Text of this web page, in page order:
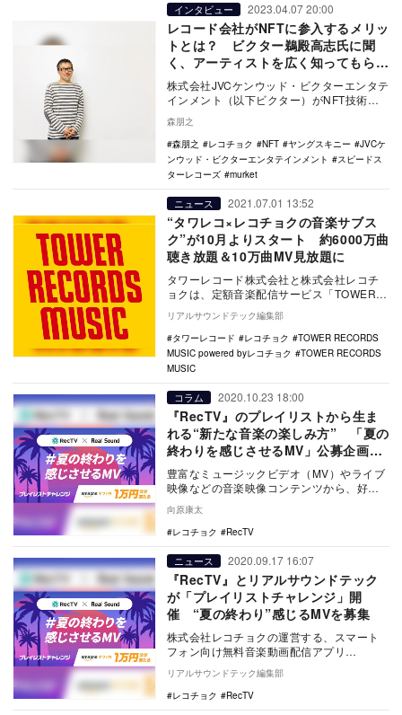
インタビュー 2023.04.07 20:00
レコード会社がNFTに参入するメリッ
トとは？ ビクター鵜殿高志氏に聞
く、アーティストを広く知ってもらう
ための活用法
株式会社JVCケンウッド・ビクターエンタテ
インメント（以下ビクター）がNFT技術を
活用したプロジェクトをスタートさせた。
3…
森朋之
森朋之
レコチョク NFT ヤングスキニー
JVCケ
ンウッド・ビクターエンタテインメント
スピードス
ターレコーズ
murket
ニュース 2021.07.01 13:52
“タワレコ×レコチョクの音楽サブス
ク”が10月よりスタート 約6000万曲
聴き放題＆10万曲MV見放題に
タワーレコード株式会社と株式会社レコチ
ョクは、定額音楽配信サービス「TOWER
RECORDS MUSIC powered by…
リアルサウンドテック編集部
タワーレコード
レコチョク
TOWER RECORDS
MUSIC powered byレコチョク
TOWER RECORDS
MUSIC
コラム 2020.10.23 18:00
『RecTV』のプレイリストから生ま
れる“新たな音楽の楽しみ方” 「夏の
終わりを感じさせるMV」公募企画を
経て
豊富なミュージックビデオ（MV）やライブ
映像などの音楽映像コンテンツから、好き
プレイリスト…
向原康太
レコチョク
RecTV
ニュース 2020.09.17 16:07
『RecTV』とリアルサウンドテック
が「プレイリストチャレンジ」開
催 “夏の終わり”感じるMVを募集
株式会社レコチョクの運営する、スマート
フォン向け無料音楽動画配信アプリ
『RecTV』が、リアルサウンドテックとの
コラボ企画「プレ…
リアルサウンドテック編集部
レコチョク
RecTV